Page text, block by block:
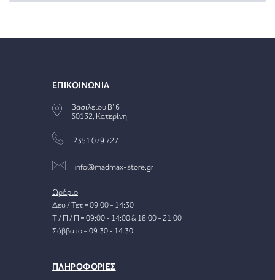
ΕΠΙΚΟΙΝΩΝΙΑ
Βασιλείου Β' 6
60132, Κατερίνη
2351 079 727
info@madmax-store.gr
Ωράριο
Δευ / Τετ = 09:00 - 14:30
Τ / Π / Π = 09:00 - 14:00 & 18:00 - 21:00
Σάββατο = 09:30 - 14:30
ΠΛΗΡΟΦΟΡΙΕΣ